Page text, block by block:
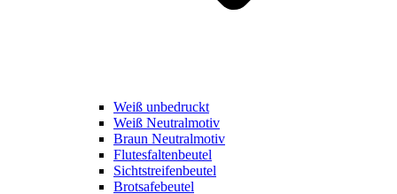
Weiß unbedruckt
Weiß Neutralmotiv
Braun Neutralmotiv
Flutesfaltenbeutel
Sichtstreifenbeutel
Brotsafebeutel